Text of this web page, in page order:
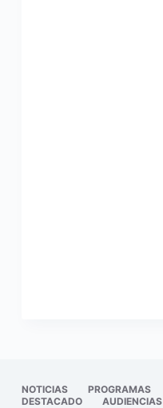
NOTICIAS PROGRAMAS
DESTACADO
AUDIENCIAS